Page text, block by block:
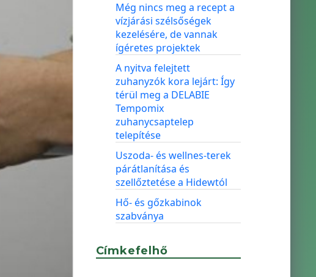
Még nincs meg a recept a
vízjárási szélsőségek
kezelésére, de vannak
ígéretes projektek
A nyitva felejtett
zuhanyzók kora lejárt: Így
térül meg a DELABIE
Tempomix
zuhanycsaptelep
telepítése
Uszoda- és wellnes-terek
párátlanítása és
szellőztetése a Hidewtól
Hő- és gőzkabinok
szabványa
Címkefelhő